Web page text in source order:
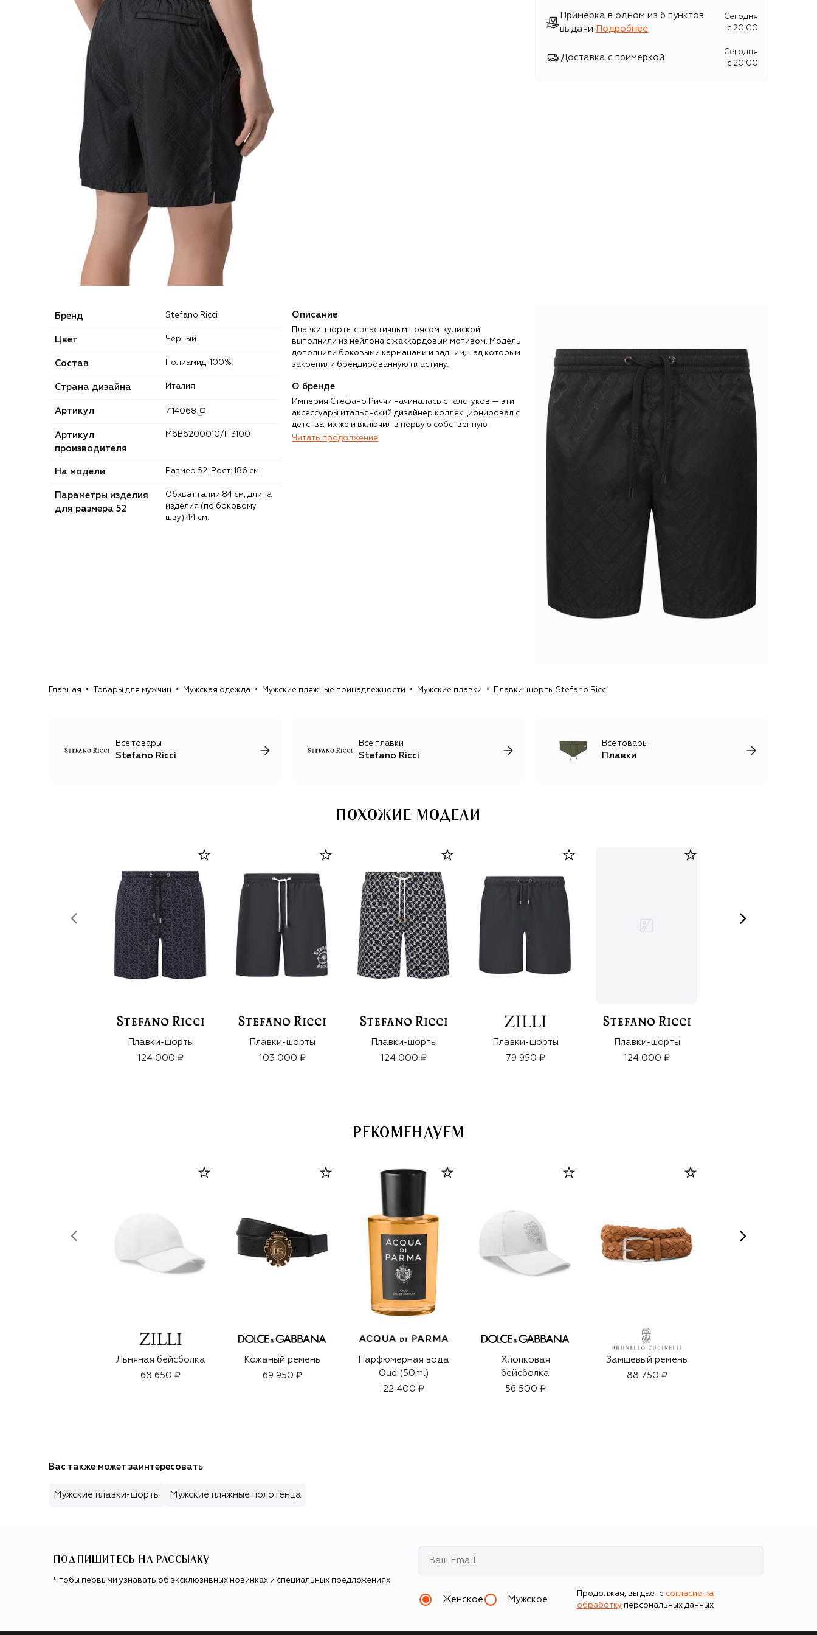
Примерка в одном из 6 пунктов
выдачи
Подробнее
Сегодня
c 20:00
Доставка с примеркой
Сегодня
c 20:00
Бренд Stefano Ricci
Цвет Черный
Состав Полиамид: 100%;
Страна дизайна Италия
Артикул 7114068
Артикул
производителя
M6B6200010/IT3100
На модели Размер 52. Рост: 186 см.
Параметры изделия
для размера 52
Обхват талии 84 см, длина
изделия (по боковому
шву) 44 см.
Описание
Плавки-шорты с эластичным поясом-кулиской
выполнили из нейлона с жаккардовым мотивом. Модель
дополнили боковыми карманами и задним, над которым
закрепили брендированную пластину.
О бренде
Империя Стефано Риччи начиналась с галстуков — эти
аксессуары итальянский дизайнер коллекционировал с
детства, их же и включил в первую собственную
коллекцию, представленную в 1972 году на Pitti Uomo. С
неформальные футболки и лонгсливы, изображение
Читать продолжение
Главная Товары для мужчин Мужская одежда Мужские пляжные принадлежности Мужские плавки Плавки-шорты Stefano Ricci
Все товары
Stefano Ricci
Все плавки
Stefano Ricci
Все товары
Плавки
ПОХОЖИЕ МОДЕЛИ
Плавки-шорты
124 000 ₽
Плавки-шорты
103 000 ₽
Плавки-шорты
124 000 ₽
Плавки-шорты
79 950 ₽
Плавки-шорты
124 000 ₽
РЕКОМЕНДУЕМ
Льняная бейсболка
68 650 ₽
Кожаный ремень
69 950 ₽
Парфюмерная вода
Oud (50ml)
22 400 ₽
Хлопковая
бейсболка
56 500 ₽
Замшевый ремень
88 750 ₽
Вас также может заинтересовать
Мужские плавки-шорты Мужские пляжные полотенца
ПОДПИШИТЕСЬ НА РАССЫЛКУ
Чтобы первыми узнавать об эксклюзивных новинках и специальных предложениях
Женское Мужское
Продолжая, вы даете согласие на
обработку персональных данных